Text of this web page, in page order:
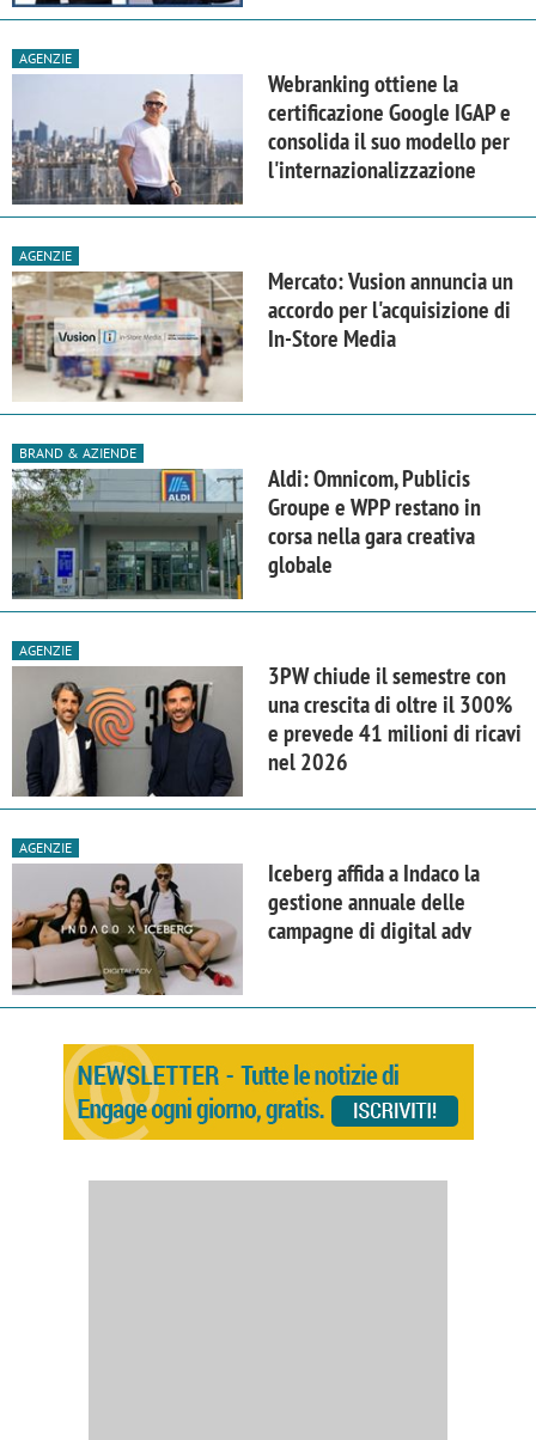
AGENZIE
Webranking ottiene la
certificazione Google IGAP e
consolida il suo modello per
l'internazionalizzazione
AGENZIE
Mercato: Vusion annuncia un
accordo per l'acquisizione di
In-Store Media
BRAND & AZIENDE
Aldi: Omnicom, Publicis
Groupe e WPP restano in
corsa nella gara creativa
globale
AGENZIE
3PW chiude il semestre con
una crescita di oltre il 300%
e prevede 41 milioni di ricavi
nel 2026
AGENZIE
Iceberg affida a Indaco la
gestione annuale delle
campagne di digital adv